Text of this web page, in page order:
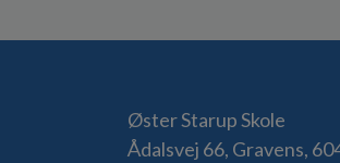
Øster Starup Skole
Ådalsvej 66, Gravens,